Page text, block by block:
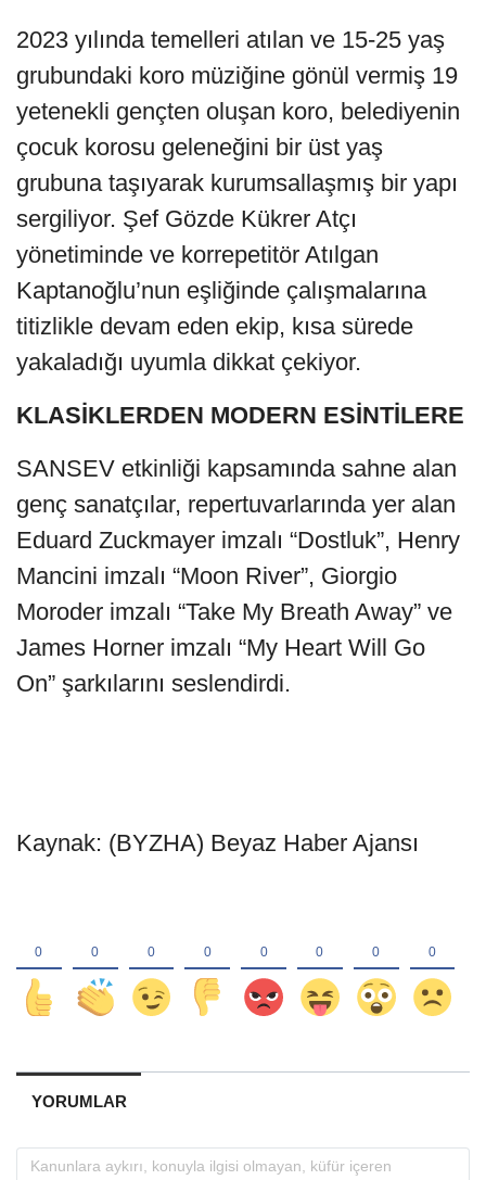
2023 yılında temelleri atılan ve 15-25 yaş
grubundaki koro müziğine gönül vermiş 19
yetenekli gençten oluşan koro, belediyenin
çocuk korosu geleneğini bir üst yaş
grubuna taşıyarak kurumsallaşmış bir yapı
sergiliyor. Şef Gözde Kükrer Atçı
yönetiminde ve korrepetitör Atılgan
Kaptanoğlu’nun eşliğinde çalışmalarına
titizlikle devam eden ekip, kısa sürede
yakaladığı uyumla dikkat çekiyor.
KLASİKLERDEN MODERN ESİNTİLERE
SANSEV etkinliği kapsamında sahne alan
genç sanatçılar, repertuvarlarında yer alan
Eduard Zuckmayer imzalı “Dostluk”, Henry
Mancini imzalı “Moon River”, Giorgio
Moroder imzalı “Take My Breath Away” ve
James Horner imzalı “My Heart Will Go
On” şarkılarını seslendirdi.
Kaynak: (BYZHA) Beyaz Haber Ajansı
YORUMLAR